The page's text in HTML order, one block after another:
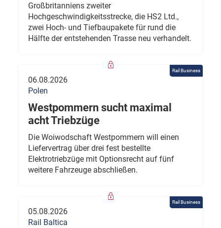
Großbritanniens zweiter
Hochgeschwindigkeitsstrecke, die HS2 Ltd.,
zwei Hoch- und Tiefbaupakete für rund die
Hälfte der entstehenden Trasse neu verhandelt.
Rail Business
06.08.2026
Polen
Westpommern sucht maximal
acht Triebzüge
Die Woiwodschaft Westpommern will einen
Liefervertrag über drei fest bestellte
Elektrotriebzüge mit Optionsrecht auf fünf
weitere Fahrzeuge abschließen.
Rail Business
05.08.2026
Rail Baltica